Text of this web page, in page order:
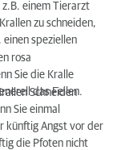
einem Tierarzt
zu schneiden,
speziellen
rosa
Sie die Kralle
das Feilen.
Schneiden
Sie einmal
künftig Angst vor der
die Pfoten nicht